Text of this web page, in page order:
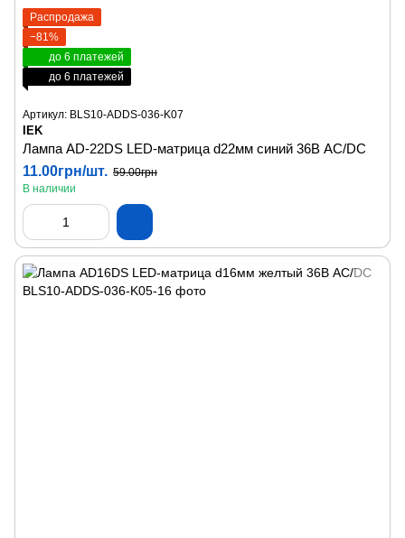
Распродажа
−81%
до 6 платежей
до 6 платежей
Артикул: BLS10-ADDS-036-K07
IEK
Лампа AD-22DS LED-матрица d22мм синий 36В AC/DC
11.00грн/шт. 59.00грн
В наличии